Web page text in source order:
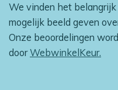
We vinden het
mogelijk beeld geven
Onze beoordelingen
doorWebwinkelKeur.